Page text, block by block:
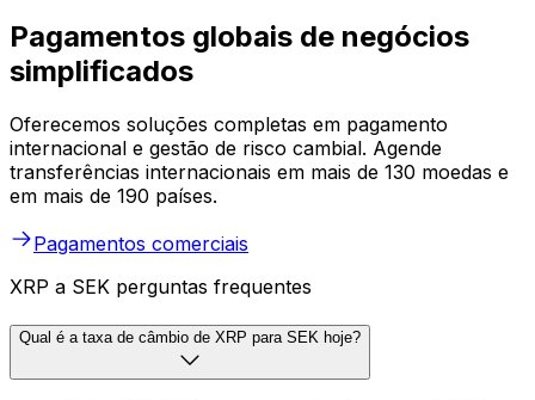
Pagamentos globais de negócios
simplificados
Oferecemos soluções completas em pagamento
internacional e gestão de risco cambial. Agende
transferências internacionais em mais de 130 moedas e
em mais de 190 países.
Pagamentos comerciais
XRP a SEK perguntas frequentes
Qual é a taxa de câmbio de XRP para SEK hoje?